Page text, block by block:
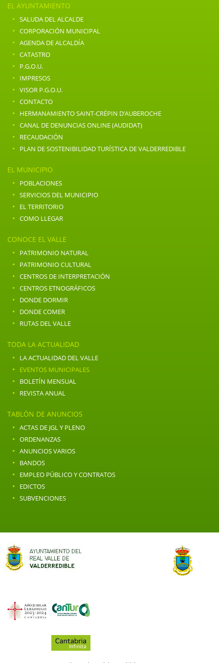
EL AYUNTAMIENTO
· SALUDA DEL ALCALDE
· CORPORACIÓN MUNICIPAL
· AGENDA DE ALCALDÍA
· CATASTRO
· P.G.O.U.
· IMPRESOS
· VISOR P.G.O.U.
· CONTACTO
· HERMANAMIENTO SAINT-CRÉPIN D’AUBEROCHE
· CANAL DE DENUNCIAS ONLINE (AUDIDAT)
· RECAUDACIÓN
· PLAN DE SOSTENIBILIDAD TURÍSTICA DE VALDERREDIBLE
EL MUNICIPIO
· POBLACIONES
· SERVICIOS DEL MUNICIPIO
· EL TERRITORIO
· COMO LLEGAR
CONOCE EL VALLE
· PATRIMONIO NATURAL
· PATRIMONIO CULTURAL
· CENTROS DE INTERPRETACIÓN
· CENTROS ETNOGRÁFICOS
· DONDE DORMIR
· DONDE COMER
· RUTAS DEL VALLE
TODA LA ACTUALIDAD
· LA ACTUALIDAD DEL VALLE
· EVENTOS MUNICIPALES
· BOLETÍN MENSUAL
· REVISTA ANUAL
TABLÓN DE ANUNCIOS
· ACTAS DE JGL Y PLENO
· ORDENANZAS
· ANUNCIOS VARIOS
· BANDOS
· EMPLEO PÚBLICO Y CONTRATOS
· EDICTOS
· SUBVENCIONES